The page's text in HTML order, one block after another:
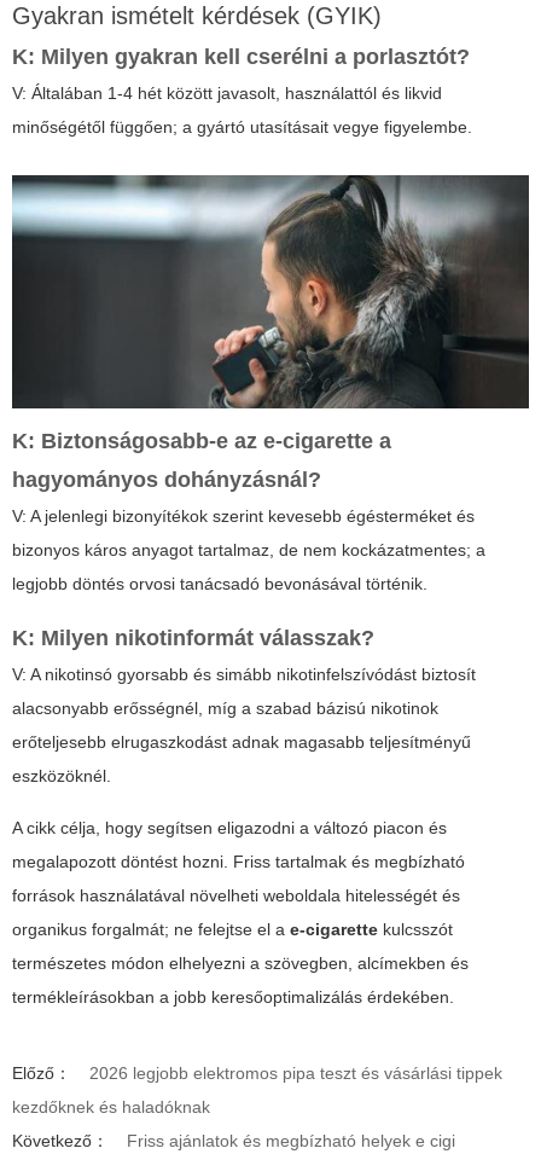
Gyakran ismételt kérdések (GYIK)
K: Milyen gyakran kell cserélni a porlasztót?
V: Általában 1-4 hét között javasolt, használattól és likvid
minőségétől függően; a gyártó utasításait vegye figyelembe.
K: Biztonságosabb-e az e-cigarette a
hagyományos dohányzásnál?
V: A jelenlegi bizonyítékok szerint kevesebb égésterméket és
bizonyos káros anyagot tartalmaz, de nem kockázatmentes; a
legjobb döntés orvosi tanácsadó bevonásával történik.
K: Milyen nikotinformát válasszak?
V: A nikotinsó gyorsabb és simább nikotinfelszívódást biztosít
alacsonyabb erősségnél, míg a szabad bázisú nikotinok
erőteljesebb elrugaszkodást adnak magasabb teljesítményű
eszközöknél.
A cikk célja, hogy segítsen eligazodni a változó piacon és
megalapozott döntést hozni. Friss tartalmak és megbízható
források használatával növelheti weboldala hitelességét és
organikus forgalmát; ne felejtse el a e-cigarette kulcsszót
természetes módon elhelyezni a szövegben, alcímekben és
termékleírásokban a jobb keresőoptimalizálás érdekében.
Előző：
2026 legjobb elektromos pipa teszt és vásárlási tippek
kezdőknek és haladóknak
Következő：
Friss ajánlatok és megbízható helyek e cigi